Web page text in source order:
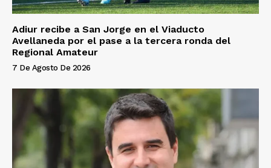
Adiur recibe a San Jorge en el Viaducto
Avellaneda por el pase a la tercera ronda del
Regional Amateur
7 De Agosto De 2026